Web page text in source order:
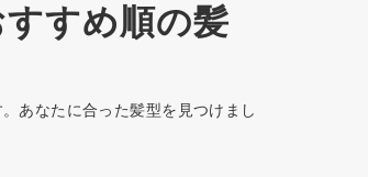
すめ順の髪
あなたに合った髪型を見つけまし